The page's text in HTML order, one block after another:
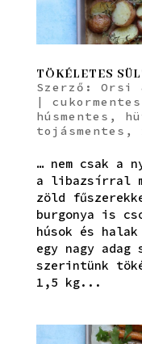
TÖKÉLETES
Szerző: Orsi
| cukormentes
húsmentes ,
tojásmentes ,
… nem csak a
a libazsírral
zöld
burgonya is
húsok és
egy nagy
szerintünk
1,5 kg...